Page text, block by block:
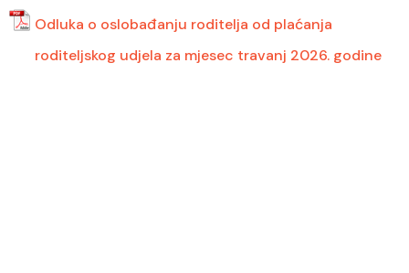
Odluka o oslobađanju roditelja od plaćanja
roditeljskog udjela za mjesec travanj 2026. godine